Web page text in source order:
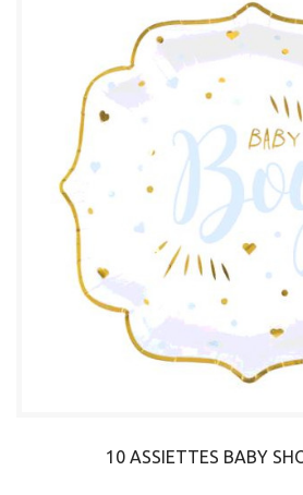
10 ASSIETTES BABY